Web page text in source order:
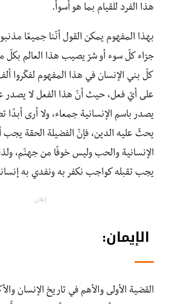
هذا الفرد للقيام بما هو أسوأ.
بهذا المفهوم يمكن القول أنّنا جميعًا
جرّاء كلّ سوء أو شرّ يصيب هذا العالم بكلّ
كلّ بني الإنسان في هذا المفهوم لفكّروا
على أيّ فعل، حيث أنّ هذا الفعل لا يصدر
يصدر باسم الإنسانية جمعاء، ولا أرى أبدًا
يحثّ عليه الدين، فإنّ الفضيلة الحقة
الإنسانية والحب وليس خوفًا من جهنّم،
يجب تقبله كواجب نكفر به ونفدي به
إعلان
الإيمان:
القضية الأولى والأهم في تاريخ الإنسان